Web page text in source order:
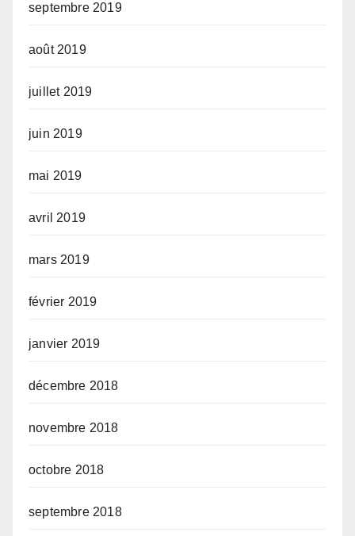
septembre 2019
août 2019
juillet 2019
juin 2019
mai 2019
avril 2019
mars 2019
février 2019
janvier 2019
décembre 2018
novembre 2018
octobre 2018
septembre 2018